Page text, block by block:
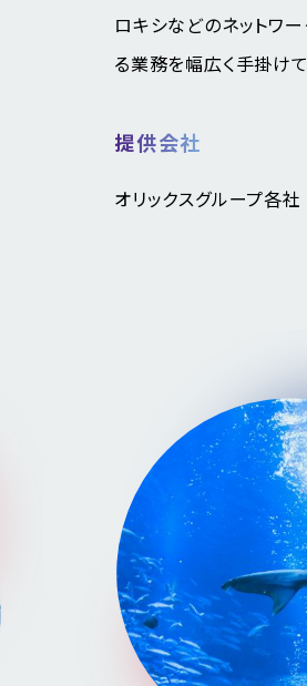
ロキシなどのネットワ
る業務を幅広く手掛け
提供会社
オリックスグループ各社